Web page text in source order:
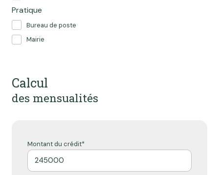
Pratique
Bureau de poste
Mairie
Calcul
des mensualités
Montant du crédit*